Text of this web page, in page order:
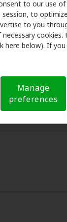
to our use
session, to
to you
necessary
here below). If
Manage
preferences
se asocia
exámenes
su consulta en
para
de
el seguro